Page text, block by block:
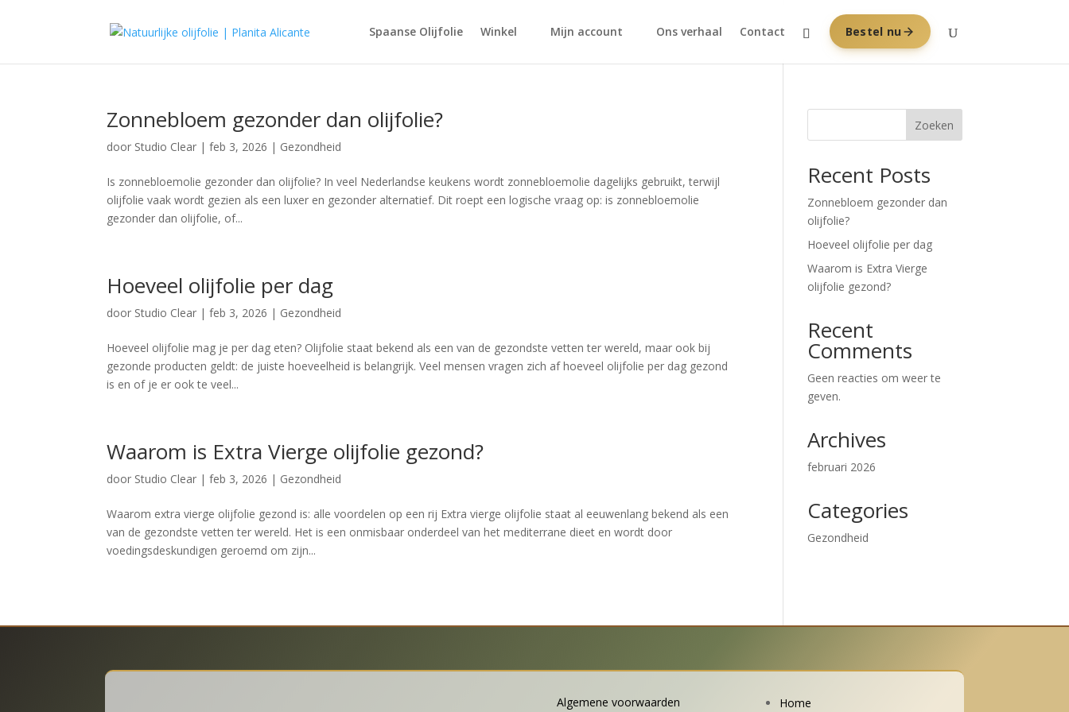
Spaanse Olijfolie Winkel Mijn account Ons verhaal Contact Bestel nu
Zonnebloem gezonder dan olijfolie?
door Studio Clear |feb 3, 2026 | Gezondheid
Is zonnebloemolie gezonder dan olijfolie? In veel Nederlandse keukens wordt zonnebloemolie dagelijks gebruikt, terwijl
olijfolie vaak wordt gezien als een luxer en gezonder alternatief. Dit roept een logische vraag op: is zonnebloemolie
gezonder dan olijfolie, of...
Hoeveel olijfolie per dag
door Studio Clear |feb 3, 2026 | Gezondheid
Hoeveel olijfolie mag je per dag eten? Olijfolie staat bekend als een van de gezondste vetten ter wereld, maar ook bij
gezonde producten geldt: de juiste hoeveelheid is belangrijk. Veel mensen vragen zich af hoeveel olijfolie per dag gezond
is en of je er ook te veel...
Waarom is Extra Vierge olijfolie gezond?
door Studio Clear |feb 3, 2026 | Gezondheid
Waarom extra vierge olijfolie gezond is: alle voordelen op een rij Extra vierge olijfolie staat al eeuwenlang bekend als een
van de gezondste vetten ter wereld. Het is een onmisbaar onderdeel van het mediterrane dieet en wordt door
voedingsdeskundigen geroemd om zijn...
Zoeken
Recent Posts
Zonnebloem gezonder dan
olijfolie?
Hoeveel olijfolie per dag
Waarom is Extra Vierge
olijfolie gezond?
Recent
Comments
Geen reacties om weer te
geven.
Archives
februari 2026
Categories
Gezondheid
Algemene voorwaarden Home